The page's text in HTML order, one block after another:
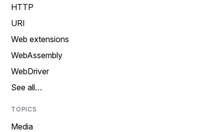
HTTP
URI
Web extensions
WebAssembly
WebDriver
See all…
TOPICS
Media